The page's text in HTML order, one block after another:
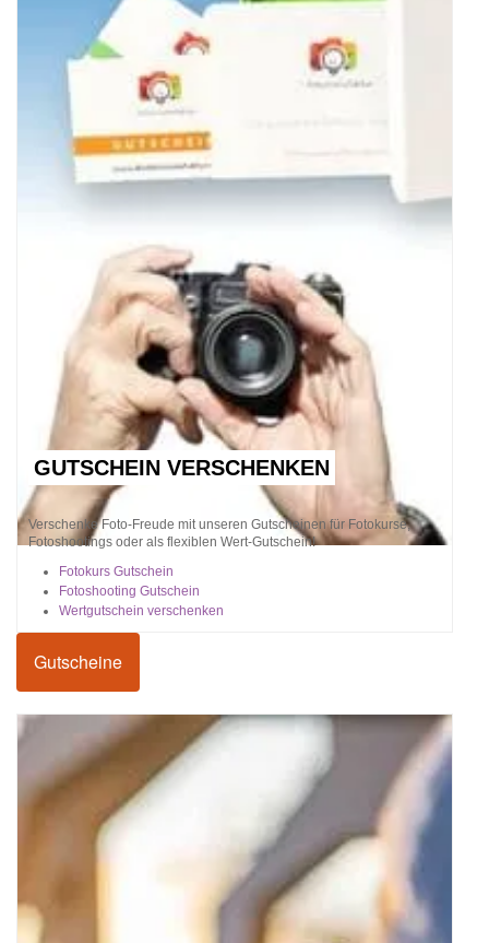
GUTSCHEIN VERSCHENKEN
Verschenke Foto-Freude mit unseren Gutscheinen für Fotokurse,
Fotoshootings oder als flexiblen Wert-Gutschein!
Fotokurs Gutschein
Fotoshooting Gutschein
Wertgutschein verschenken
Gutscheine